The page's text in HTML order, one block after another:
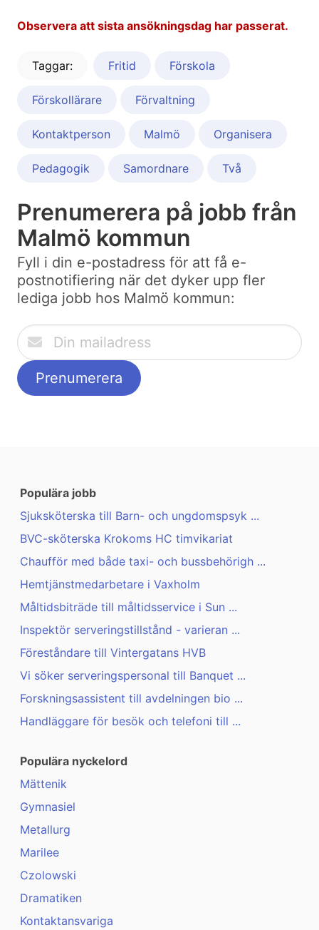
Observera att sista ansökningsdag har passerat.
Taggar: Fritid Förskola
Förskollärare Förvaltning
Kontaktperson Malmö Organisera
Pedagogik Samordnare Två
Prenumerera på jobb från
Malmö kommun
Fyll i din e-postadress för att få e-
postnotifiering när det dyker upp fler
lediga jobb hos Malmö kommun:
Populära jobb
Sjuksköterska till Barn- och ungdomspsyk ...
BVC-sköterska Krokoms HC timvikariat
Chaufför med både taxi- och bussbehörigh ...
Hemtjänstmedarbetare i Vaxholm
Måltidsbiträde till måltidsservice i Sun ...
Inspektör serveringstillstånd - varieran ...
Föreståndare till Vintergatans HVB
Vi söker serveringspersonal till Banquet ...
Forskningsassistent till avdelningen bio ...
Handläggare för besök och telefoni till ...
Populära nyckelord
Mättenik
Gymnasiel
Metallurg
Marilee
Czolowski
Dramatiken
Kontaktansvariga